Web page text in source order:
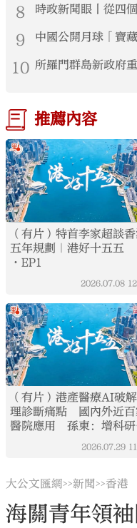
8 時政新聞眼丨從四
9 中國公開月球「寶
10 所羅門群島新政府
推薦內容
（有片）特首李家超談
五年規劃｜港好十五五
·EP1
2026.07.08
（有片）港產醫療AI破
理診斷痛點 國內外近
醫院應用 孫東：增科研
力打造亞太AI樞紐｜港
2026.07.29
大公文匯網>>新聞>>香港
海關青年領